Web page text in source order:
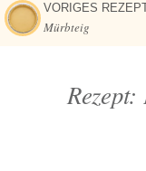
VORIGES
Mürbteig